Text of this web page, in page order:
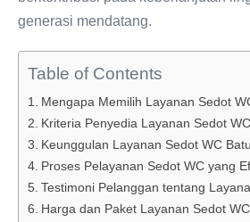
generasi mendatang.
Table of Contents
Mengapa Memilih Layanan Sedot
Kriteria Penyedia Layanan Sedot
Keunggulan Layanan Sedot WC
Proses Pelayanan Sedot WC yang
Testimoni Pelanggan tentang
Harga dan Paket Layanan Sedot WC